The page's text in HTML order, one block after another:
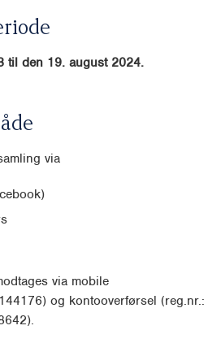
til den 19. august 2024.
via
via mobile
og kontooverførsel (reg.nr.: